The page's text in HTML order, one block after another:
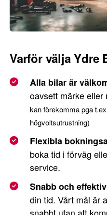
Varför välja Ydre
Alla bilar är
oavsett märke eller
kan förekomma pga
högvoltsutrustning)
Flexibla
boka tid i förväg
service.
Snabb och
din tid. Vårt mål är